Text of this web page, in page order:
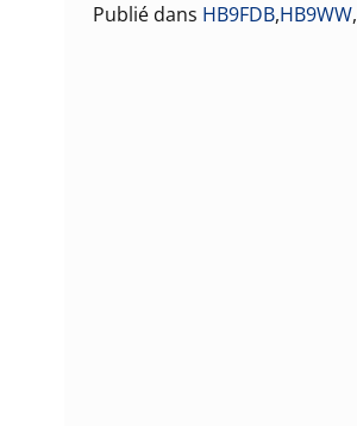
Publié dans HB9FDB,HB9WW,